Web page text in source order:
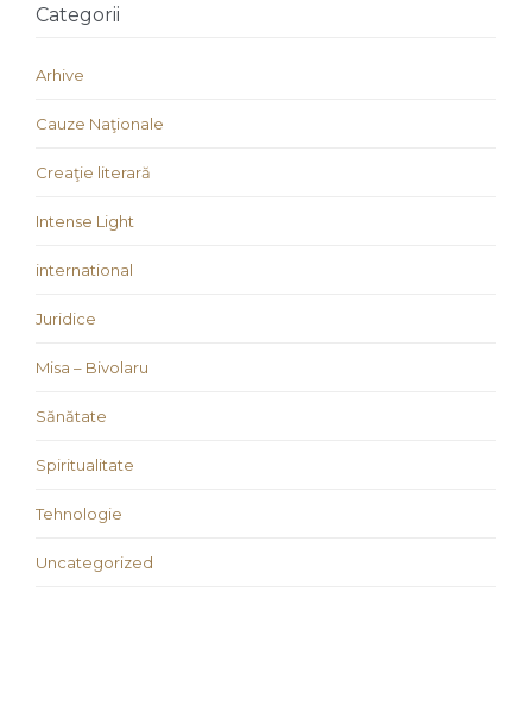
Categorii
Arhive
Cauze Naţionale
Creaţie literară
Intense Light
international
Juridice
Misa – Bivolaru
Sănătate
Spiritualitate
Tehnologie
Uncategorized